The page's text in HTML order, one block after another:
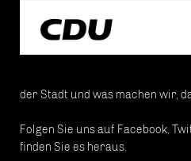
der Stadt und was machen wir,
Folgen Sie uns auf Facebook,
finden Sie es heraus.